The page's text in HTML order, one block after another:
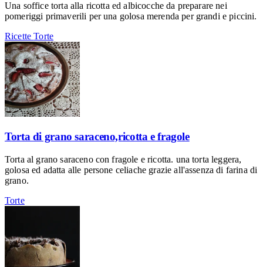
Una soffice torta alla ricotta ed albicocche da preparare nei
pomeriggi primaverili per una golosa merenda per grandi e piccini.
RicetteTorte
Torta di grano saraceno,ricotta e fragole
Torta al grano saraceno con fragole e ricotta. una torta leggera,
golosa ed adatta alle persone celiache grazie all'assenza di farina di
grano.
Torte